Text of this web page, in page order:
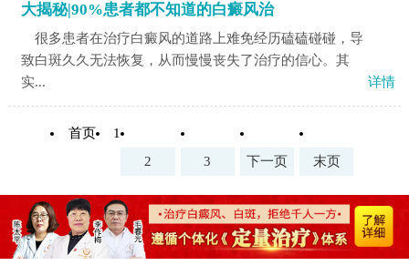
大揭秘|90%患者都不知道的白癜风治
很多患者在治疗白癜风的道路上难免经历磕磕碰碰，导
致白斑久久无法恢复，从而慢慢丧失了治疗的信心。其
实...
详情
首页
1
2
3 下一页 末页